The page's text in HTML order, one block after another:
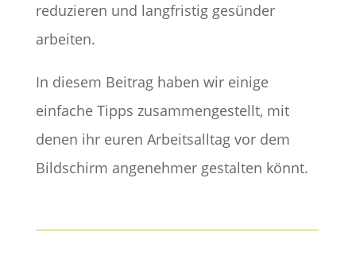
reduzieren und langfristig gesünder
arbeiten.
In diesem Beitrag haben wir einige
einfache Tipps zusammengestellt, mit
denen ihr euren Arbeitsalltag vor dem
Bildschirm angenehmer gestalten könnt.